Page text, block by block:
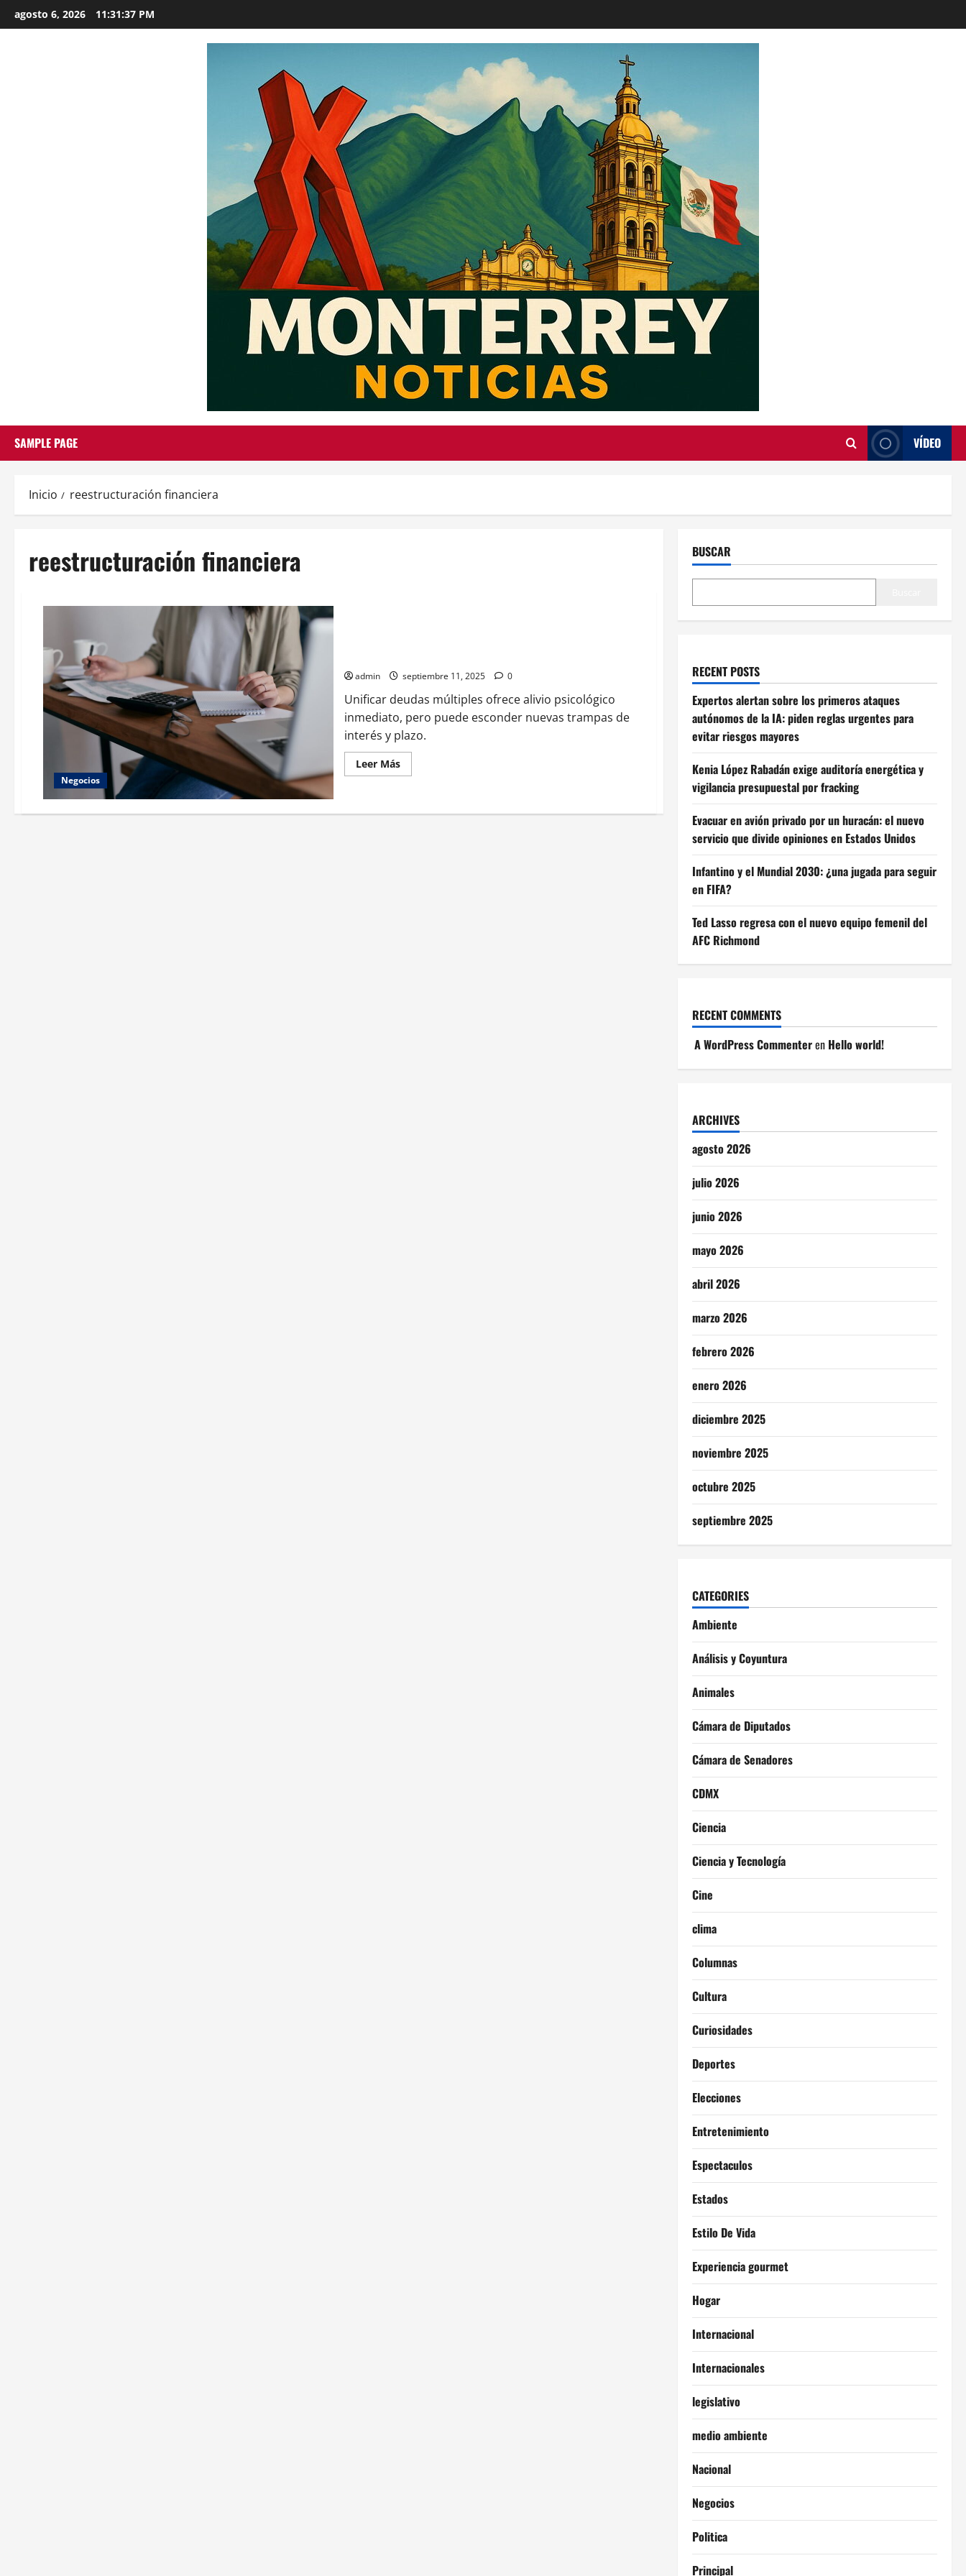
al
agosto 6, 2026 11:31:38 PM
SAMPLE PAGE VÍDEO
Inicio reestructuración financiera
reestructuración financiera
Negocios
admin septiembre 11, 2025 0
Unificar deudas múltiples ofrece alivio psicológico
inmediato, pero puede esconder nuevas trampas de
interés y plazo.
Leer MásLeer
más
de
BUSCAR
RECENT POSTS
Expertos alertan sobre los primeros ataques
autónomos de la IA: piden reglas urgentes para
evitar riesgos mayores
Kenia López Rabadán exige auditoría energética y
vigilancia presupuestal por fracking
Evacuar en avión privado por un huracán: el nuevo
servicio que divide opiniones en Estados Unidos
Infantino y el Mundial 2030: ¿una jugada para seguir
en FIFA?
Ted Lasso regresa con el nuevo equipo femenil del
AFC Richmond
RECENT COMMENTS
A WordPress Commenteren Hello world!
ARCHIVES
agosto 2026
julio 2026
junio 2026
mayo 2026
abril 2026
marzo 2026
febrero 2026
enero 2026
diciembre 2025
noviembre 2025
octubre 2025
septiembre 2025
CATEGORIES
Ambiente
Análisis y Coyuntura
Animales
Cámara de Diputados
Cámara de Senadores
CDMX
Ciencia
Ciencia y Tecnología
Cine
clima
Columnas
Cultura
Curiosidades
Deportes
Elecciones
Entretenimiento
Espectaculos
Estados
Estilo De Vida
Experiencia gourmet
Hogar
Internacional
Internacionales
legislativo
medio ambiente
Nacional
Negocios
Politica
Principal